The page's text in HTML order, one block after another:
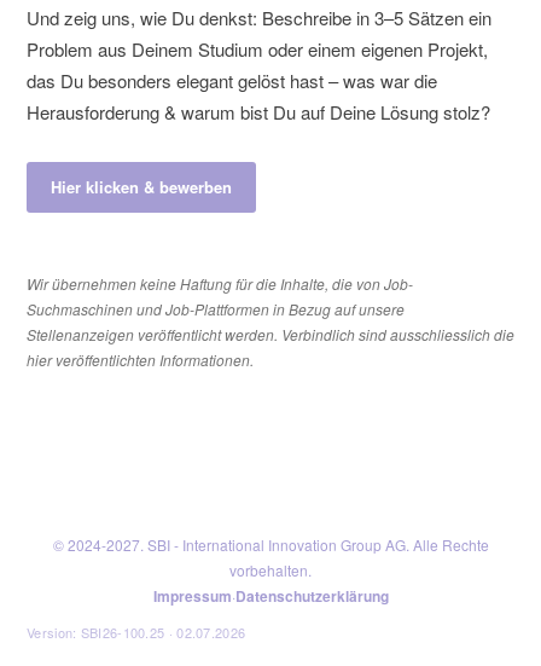
Und zeig uns, wie Du denkst: Beschreibe in 3–5 Sätzen ein
Problem aus Deinem Studium oder einem eigenen Projekt,
das Du besonders elegant gelöst hast – was war die
Herausforderung & warum bist Du auf Deine Lösung stolz?
Hier klicken & bewerben
Wir übernehmen keine Haftung für die Inhalte, die von Job-
Suchmaschinen und Job-Plattformen in Bezug auf unsere
Stellenanzeigen veröffentlicht werden. Verbindlich sind ausschliesslich die
hier veröffentlichten Informationen.
© 2024-2027. SBI - International Innovation Group AG. Alle Rechte
vorbehalten.
Impressum·Datenschutzerklärung
Version: SBI26-100.25 · 02.07.2026